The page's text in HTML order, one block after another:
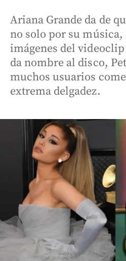
Ariana Grande da de
no solo por su
imágenes del
da nombre al disco,
muchos usuarios
extrema delgadez.